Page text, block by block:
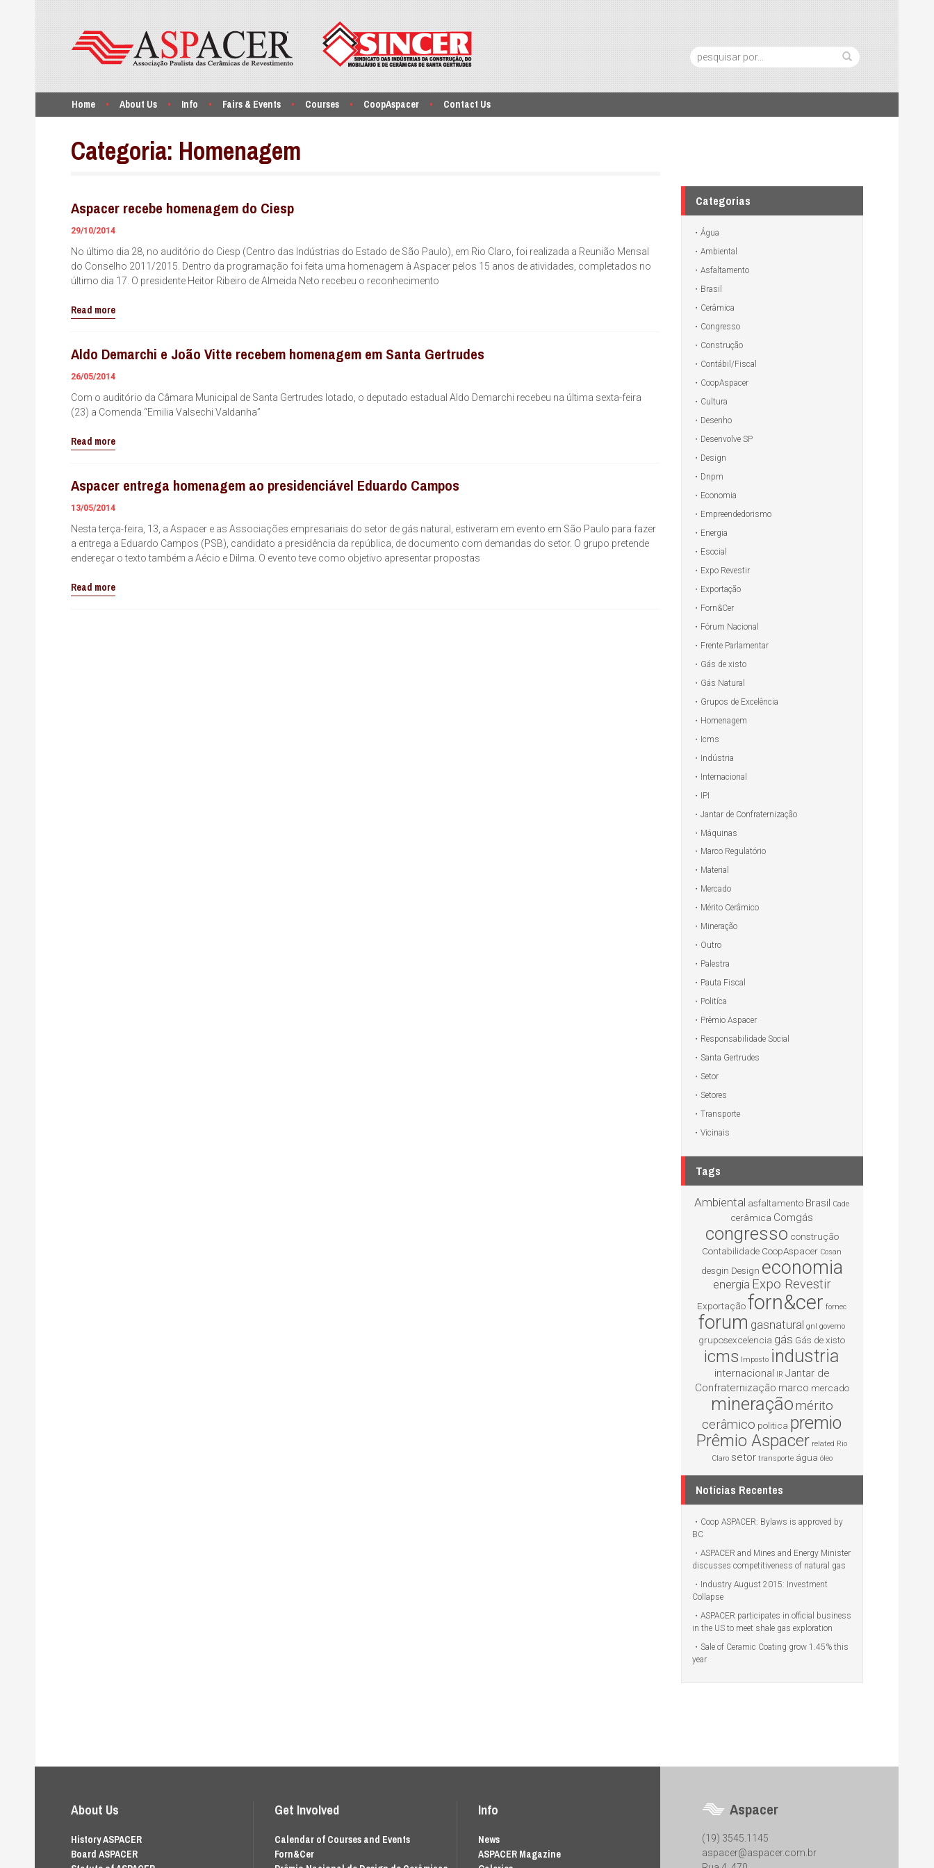
Home About Us Info Fairs & Events Courses CoopAspacer Contact Us
Pesquisa:
Categoria: Homenagem
Aspacer recebe homenagem do Ciesp
29/10/2014
No último dia 28, no auditório do Ciesp (Centro das Indústrias do Estado de São Paulo), em Rio Claro, foi realizada a Reunião Mensal
do Conselho 2011/2015. Dentro da programação foi feita uma homenagem à Aspacer pelos 15 anos de atividades, completados no
último dia 17. O presidente Heitor Ribeiro de Almeida Neto recebeu o reconhecimento
Read more
Aldo Demarchi e João Vitte recebem homenagem em Santa Gertrudes
26/05/2014
Com o auditório da Câmara Municipal de Santa Gertrudes lotado, o deputado estadual Aldo Demarchi recebeu na última sexta-feira
(23) a Comenda “Emilia Valsechi Valdanha”
Read more
Aspacer entrega homenagem ao presidenciável Eduardo Campos
13/05/2014
Nesta terça-feira, 13, a Aspacer e as Associações empresariais do setor de gás natural, estiveram em evento em São Paulo para fazer
a entrega a Eduardo Campos (PSB), candidato a presidência da república, de documento com demandas do setor. O grupo pretende
endereçar o texto também a Aécio e Dilma. O evento teve como objetivo apresentar propostas
Read more
Categorias
Água
Ambiental
Asfaltamento
Brasil
Cerâmica
Congresso
Construção
Contábil/Fiscal
CoopAspacer
Cultura
Desenho
Desenvolve SP
Design
Dnpm
Economia
Empreendedorismo
Energia
Esocial
Expo Revestir
Exportação
Forn&Cer
Fórum Nacional
Frente Parlamentar
Gás de xisto
Gás Natural
Grupos de Excelência
Homenagem
Icms
Indústria
Internacional
IPI
Jantar de Confraternização
Máquinas
Marco Regulatório
Material
Mercado
Mérito Cerâmico
Mineração
Outro
Palestra
Pauta Fiscal
Politíca
Prêmio Aspacer
Responsabilidade Social
Santa Gertrudes
Setor
Setores
Transporte
Vicinais
Tags
Ambiental asfaltamento Brasil Cade
cerâmica Comgás
congresso construção
Contabilidade CoopAspacer Cosan
desgin Design economia
energia Expo Revestir
Exportação forn&cer fornec
forum gasnatural gnl governo
gruposexcelencia gás Gás de xisto
icms Imposto industria
internacional IR Jantar de
Confraternização marco mercado
mineração mérito
cerâmico politica premio
Prêmio Aspacer related Rio
Claro setor transporte água óleo
Notícias Recentes
Coop ASPACER: Bylaws is approved by
BC
ASPACER and Mines and Energy Minister
discusses competitiveness of natural gas
Industry August 2015: Investment
Collapse
ASPACER participates in official business
in the US to meet shale gas exploration
Sale of Ceramic Coating grow 1.45% this
year
About Us
History ASPACER
Board ASPACER
Get Involved
Calendar of Courses and Events
Forn&Cer
Info
News
ASPACER Magazine
Aspacer
(19) 3545.1145
aspacer@aspacer.com.br